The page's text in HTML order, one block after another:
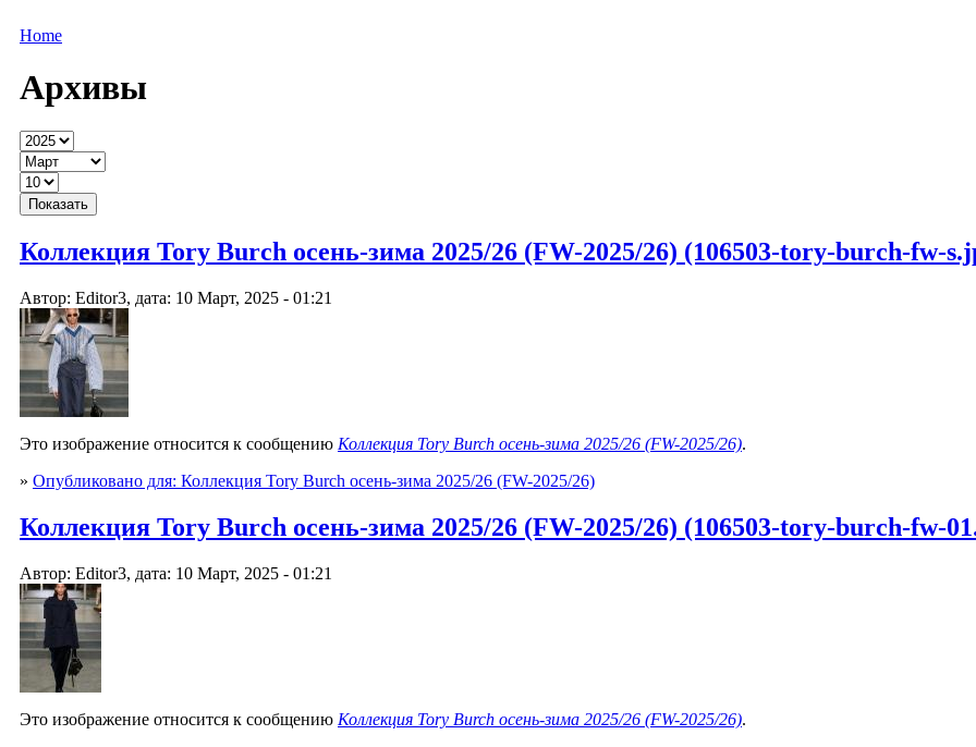
Home
Архивы
Коллекция Tory Burch осень-зима 2025/26 (FW-2025/26) (106503-tory-burch-fw-
Автор: Editor3, дата: 10 Март, 2025 - 01:21
Это изображение относится к сообщению Коллекция Tory Burch осень-зима 2025/26 (FW-2025/26).
» Опубликовано для: Коллекция Tory Burch осень-зима 2025/26 (FW-2025/26)
Коллекция Tory Burch осень-зима 2025/26 (FW-2025/26) (106503-tory-burch-fw-
Автор: Editor3, дата: 10 Март, 2025 - 01:21
Это изображение относится к сообщению Коллекция Tory Burch осень-зима 2025/26 (FW-2025/26).